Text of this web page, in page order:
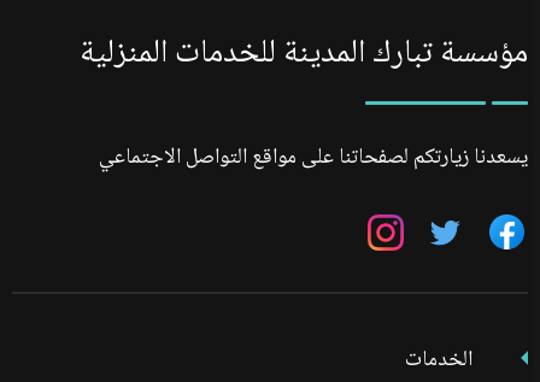
مؤسسة تبارك المدينة للخدمات المنزلية
يسعدنا زيارتكم لصفحاتنا على مواقع التواصل الاجتماعي
تابعنا
فيسبوك
تابعنا
على
تويتر
تابعنا
انستجرام
الخدمات